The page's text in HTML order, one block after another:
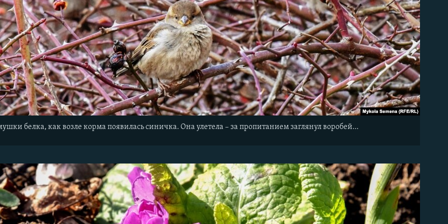
белка, как возле корма появилась синичка. Она улетела – за пропитанием заглянул воробей…